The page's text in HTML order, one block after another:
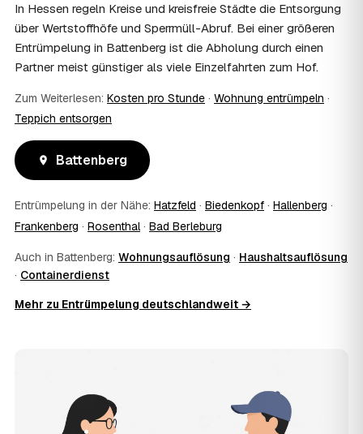
Zentrum vermittelt die Entrümpler, entscheidet aber nicht
über die Kostenübernahme.
08 Bekomme ich einen Entsorgungsnachweis?
Ja. Die Partner entsorgen über zugelassene Höfe und
wichtig zum Beispiel für Vermieter, Nachlassverwaltung
oder die eigene Dokumentation.
09 Muss ich bei der Entrümpelung anwesend sein?
Nicht zwingend. Viele Kunden in Battenberg sind nur zur
Übergabe und zum Abschluss vor Ort; den genauen
direkt mit dem Entrümpler ab.
10 Was ist im Festpreis enthalten?
Der Festpreis deckt in der Regel das komplette
Ausräumen, Tragen und Verladen, den Transport sowie die
fachgerechte Entsorgung ab — auf Wunsch inklusive
besenreiner Übergabe. Es gibt keine versteckten
Zentrum ist Vermittler: Sie schildern einmal, was raus
muss, und erhalten mehrere Festpreis-Angebote geprüfter
Entrümpler aus Battenberg zum Vergleichen. Bezahlt wird
In Hessen regeln Kreise und kreisfreie Städte die Entsorgung
über Wertstoffhöfe und Sperrmüll-Abruf. Bei einer größeren
Entrümpelung in Battenberg ist die Abholung durch einen
Partner meist günstiger als viele Einzelfahrten zum Hof.
Zum Weiterlesen: Kosten pro Stunde · Wohnung entrümpeln ·
Teppich entsorgen
Battenberg
Entrümpelung in der Nähe: Hatzfeld · Biedenkopf · Hallenberg ·
Frankenberg · Rosenthal· Bad Berleburg
Auch in Battenberg: Wohnungsauflösung · Haushaltsauflösung
· Containerdienst
Mehr zu Entrümpelung deutschlandweit →